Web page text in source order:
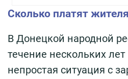
Сколько платят
В Донецкой народной
течение нескольких
непростая ситуация с